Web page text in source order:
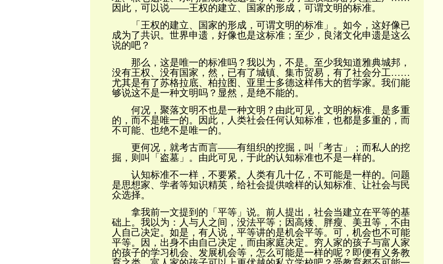
因此，可以说——王权的建立、国家的形成，可谓文明的标准。
「王权的建立、国家的形成，可谓文明的标准」。如今，这好像已
成为了共识。世界申遗，好像也是这标准；至少，良渚文化申遗是这么
说的吧？
那么，这是唯一的标准吗？我以为，不是。至少我知道雅典城邦，
没有王权、没有国家，然，已有了城镇、集市贸易，有了社会分工……
尤其是有了苏格拉底、柏拉图、亚里士多德这样伟大的哲学家。我们能
够说这不是一种文明吗？显然，是绝不能的。
何况，聚落文明不也是一种文明？由此可见，文明的标准、是多重
的，而不是唯一的。因此，人类社会任何认知标准，也都是多重的，而
不可能、也绝不是唯一的。
更何况，就考古而言——有组织的挖掘，叫「考古」；而私人的挖
掘，则叫「盗墓」。由此可见， 于此的认知标准也不是一样的。
认知标准不一样，不要紧。人类有几十亿，不可能是一样的。问题
是思想家、学者等知识精英，给社会提供啥样的认知标准、让社会与民
众选择。
拿我前一文提到的 「平等」说。前人提出，社会当建立在平等的基
础上。我以为：人与人之间，没法平等；因高矮、胖瘦、美丑等，不由
人自己决定。如是，有人说，平等讲的是机会平等。可，机会也不可能
平等。因，出身不由自己决定，而由家庭决定。穷人家的孩子与富人家
的孩子的学习机会、发展机会等，怎么可能是一样的呢？即便有义务教